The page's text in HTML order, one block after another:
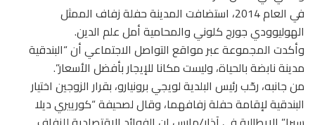
في العام 2014، استضافت المدينة حفلة زفاف الممثل
الهوليوودي جورج كلوني والمحامية أمل علم الدين.
وأكدت المجموعة عبر مواقع التواصل الاجتماعي أن “البندقية
مدينة نابضة بالحياة، وليست مكانا للإيجار بأفضل الأسعار”.
من جانبه، رحّب رئيس البلدية لويجي برونيارو، بقرار الزوجين اختيار
البندقية لإقامة حفلة زفافهما، وقال لصحيفة “كورييري ديلا